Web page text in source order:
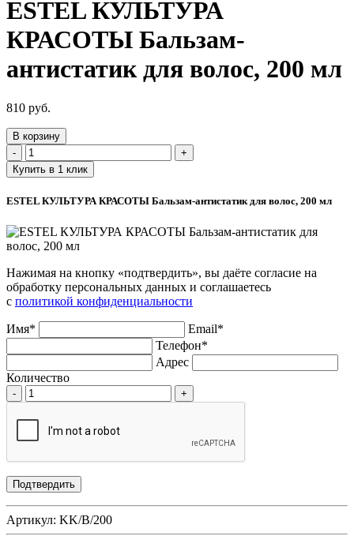
ESTEL КУЛЬТУРА
КРАСОТЫ Бальзам-
антистатик для волос, 200 мл
810 руб.
В корзину
-
+
Купить в 1 клик
ESTEL КУЛЬТУРА КРАСОТЫ Бальзам-антистатик для волос, 200 мл
Нажимая на кнопку «подтвердить», вы даёте согласие на
обработку персональных данных и соглашаетесь
с политикой конфиденциальности
Имя*
Email*
Телефон*
Адрес
Количество
- +
Артикул: KK/B/200